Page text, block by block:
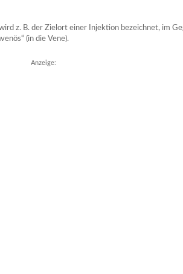
z. B. der Zielort einer Injektion bezeichnet, im
(in die Vene).
Anzeige: